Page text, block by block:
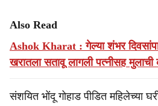
Also Read
Ashok Kharat : गेल्या शंभर
खरातला सतावू लागली पत्नीसह मुलाची
संशयित भोंदू गोहाड पीडित महिलेच्या